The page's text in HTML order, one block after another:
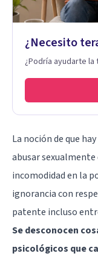
¿Necesito
¿Podría ayudarte la
La noción de que
abusar sexualmente
incomodidad en la
ignorancia con
patente incluso
Se desconocen
psicológicos que